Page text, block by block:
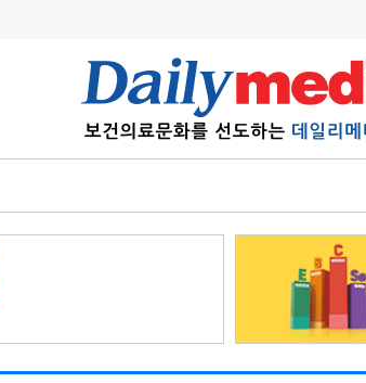
6
관리급여 실시
지필공 지원책
수련환경 개선
의과대학 입시
사고
수첩
~2026-08-31
채용시까지